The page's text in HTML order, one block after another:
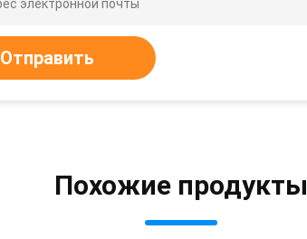
Отправить
Похожие продукты